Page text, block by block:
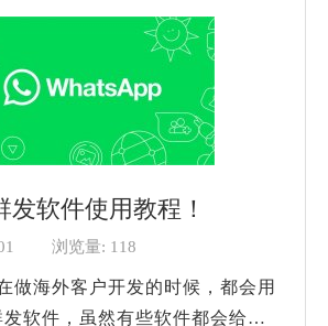
发软件使用教程！
浏览量: 118
做海外客户开发的时候，都会用
软件，虽然有些软件都会给主